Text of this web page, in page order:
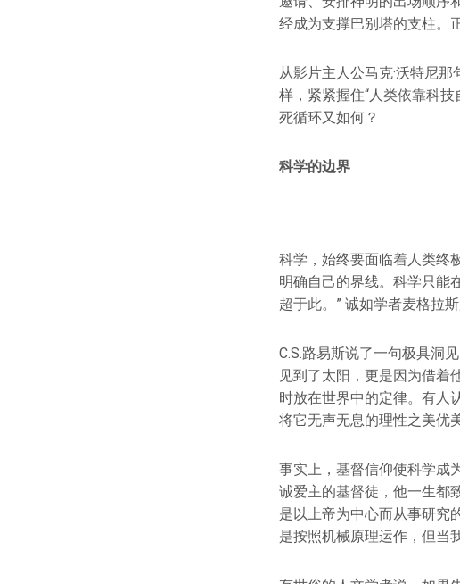
经成为支撑巴别塔的支柱。
从影片主人公马克·沃特尼
样，紧紧握住“人类依靠科
死循环又如何？
科学的边界
科学，始终要面临着人类终
明确自己的界线。科学只能
超于此。” 诚如学者麦格拉
C.S.路易斯说了一句极具洞
见到了太阳，更是因为借着
时放在世界中的定律。有人
将它无声无息的理性之美优
事实上，基督信仰使科学成
诚爱主的基督徒，他一生都
是以上帝为中心而从事研究
是按照机械原理运作，但当